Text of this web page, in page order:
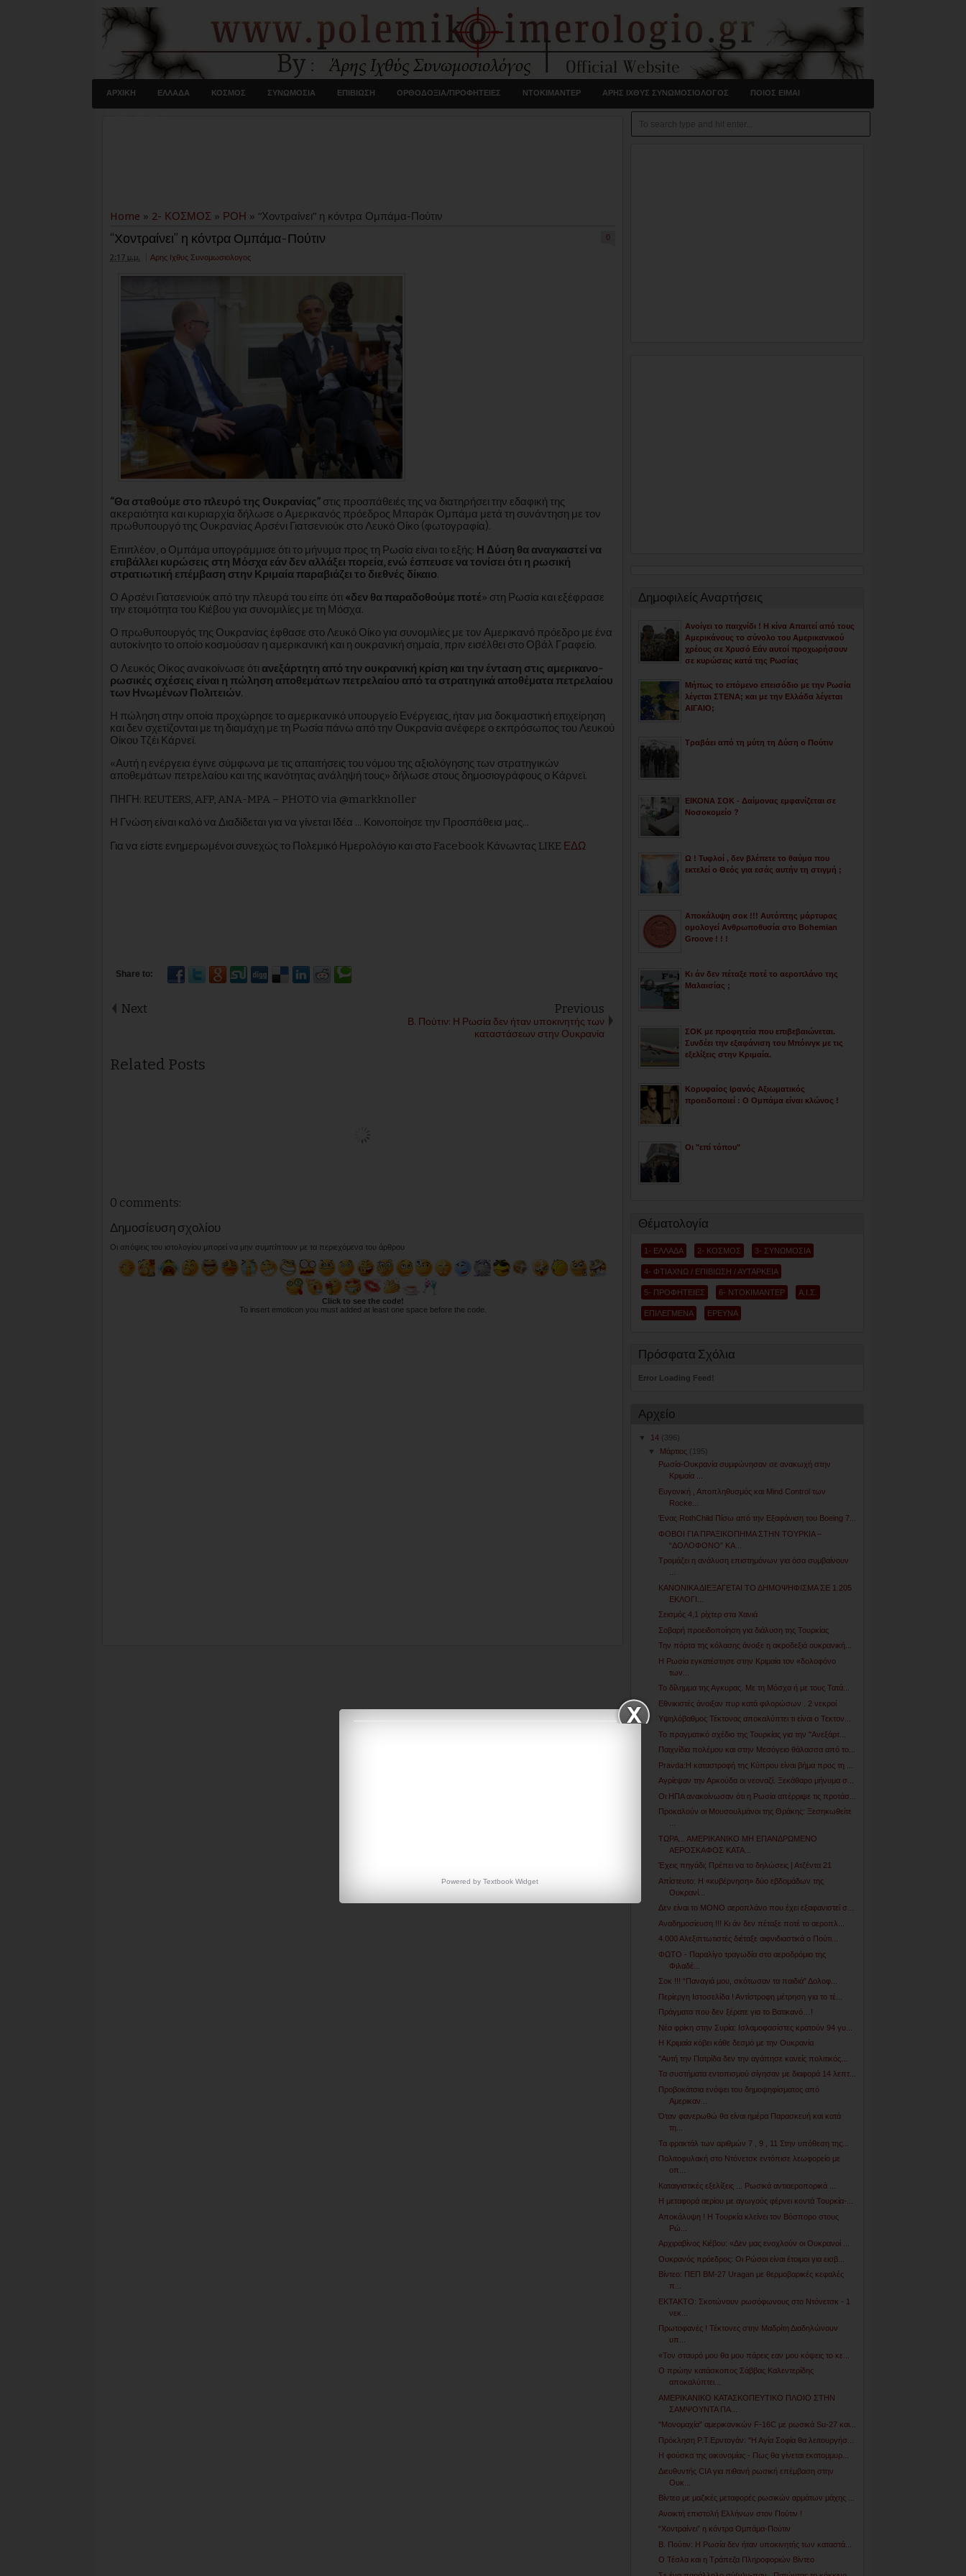
ΑΡΧΙΚΗ ΕΛΛΑΔΑ ΚΟΣΜΟΣ ΣΥΝΩΜΟΣΙΑ ΕΠΙΒΙΩΣΗ ΟΡΘΟΔΟΞΙΑ/ΠΡΟΦΗΤΕΙΕΣ ΝΤΟΚΙΜΑΝΤΕΡ ΑΡΗΣ ΙΧΘΥΣ ΣΥΝΩΜΟΣΙΟΛΟΓΟΣ ΠΟΙΟΣ ΕΙΜΑΙ
Home » 2- ΚΟΣΜΟΣ » ΡΟΗ » “Χοντραίνει” η κόντρα Ομπάμα-Πούτιν
“Χοντραίνει” η κόντρα Ομπάμα-Πούτιν
2:17 μ.μ. Αρης Ιχθυς Συνομωσιολογος
0
“Θα σταθούμε στο πλευρό της Ουκρανίας” στις προσπάθειές της να διατηρήσει την εδαφική της
ακεραιότητα και κυριαρχία δήλωσε ο Αμερικανός πρόεδρος Μπαράκ Ομπάμα μετά τη συνάντηση με τον
πρωθυπουργό της Ουκρανίας Αρσένι Γιατσενιούκ στο Λευκό Οίκο (φωτογραφία).
Επιπλέον, ο Ομπάμα υπογράμμισε ότι το μήνυμα προς τη Ρωσία είναι το εξής: Η Δύση θα αναγκαστεί να
επιβάλλει κυρώσεις στη Μόσχα εάν δεν αλλάξει πορεία, ενώ έσπευσε να τονίσει ότι η ρωσική
στρατιωτική επέμβαση στην Κριμαία παραβιάζει το διεθνές δίκαιο.
Ο Αρσένι Γιατσενιούκ από την πλευρά του είπε ότι «δεν θα παραδοθούμε ποτέ» στη Ρωσία και εξέφρασε
την ετοιμότητα του Κιέβου για συνομιλίες με τη Μόσχα.
Ο πρωθυπουργός της Ουκρανίας έφθασε στο Λευκό Οίκο για συνομιλίες με τον Αμερικανό πρόεδρο με ένα
αυτοκίνητο το οποίο κοσμούσαν η αμερικανική και η ουκρανική σημαία, πριν εισέλθει στο Οβάλ Γραφείο.
Ο Λευκός Οίκος ανακοίνωσε ότι ανεξάρτητη από την ουκρανική κρίση και την ένταση στις αμερικανο-
ρωσικές σχέσεις είναι η πώληση αποθεμάτων πετρελαίου από τα στρατηγικά αποθέματα πετρελαίου
των Ηνωμένων Πολιτειών.
Η πώληση στην οποία προχώρησε το αμερικανικό υπουργείο Ενέργειας, ήταν μια δοκιμαστική επιχείρηση
και δεν σχετίζονται με τη διαμάχη με τη Ρωσία πάνω από την Ουκρανία ανέφερε ο εκπρόσωπος του Λευκού
Οίκου Τζέι Κάρνεϊ.
«Αυτή η ενέργεια έγινε σύμφωνα με τις απαιτήσεις του νόμου της αξιολόγησης των στρατηγικών
αποθεμάτων πετρελαίου και της ικανότητας ανάληψή τους» δήλωσε στους δημοσιογράφους ο Κάρνεϊ.
ΠΗΓΗ: REUTERS, AFP, ANA-MPA – PHOTO via @markknoller
Η Γνώση είναι καλό να Διαδίδεται για να γίνεται Ιδέα ... Κοινοποίησε την Προσπάθεια μας...
Για να είστε ενημερωμένοι συνεχώς το Πολεμικό Ημερολόγιο και στο Facebook Κάνωντας LIKE ΕΔΩ
Next Previous
Β. Πούτιν: Η Ρωσία δεν ήταν υποκινητής των
καταστάσεων στην Ουκρανία
Related Posts
0 comments:
Δημοσίευση σχολίου
Οι απόψεις του ιστολογίου μπορεί να μην συμπίπτουν με τα περιεχόμενα του άρθρου
Click to see the code!
To insert emoticon you must added at least one space before the code.
Δημοφιλείς Αναρτήσεις
Ανοίγει το παιχνίδι ! Η κίνα Απαιτεί από τους
Αμερικάνους το σύνολο του Αμερικανικού
χρέους σε Χρυσό Εάν αυτοί προχωρήσουν
σε κυρώσεις κατά της Ρωσίας
Μήπως το επόμενο επεισόδιο με την Ρωσία
λέγεται ΣΤΕΝΑ; και με την Ελλάδα λέγεται
ΑΙΓΑΙΟ;
Τραβάει από τη μύτη τη Δύση ο Πούτιν
ΕΙΚΟΝΑ ΣΟΚ - Δαίμονας εμφανίζεται σε
Νοσοκομείο ?
Ω ! Τυφλοί , δεν βλέπετε το θαύμα που
εκτελεί ο Θεός για εσάς αυτήν τη στιγμή ;
Αποκάλυψη σοκ !!! Αυτόπτης μάρτυρας
ομολογεί Ανθρωποθυσία στο Bohemian
Groove ! ! !
Κι άν δεν πέταξε ποτέ το αεροπλάνο της
Μαλαισίας ;
ΣΟΚ με προφητεία που επιβεβαιώνεται.
Συνδέει την εξαφάνιση του Μπόινγκ με τις
εξελίξεις στην Κριμαία.
Κορυφαίος Ιρανός Αξιωματικός
προειδοποιεί : Ο Ομπάμα είναι κλώνος !
Οι "επί τόπου"
Θέματολογία
1- ΕΛΛΑΔΑ 2- ΚΟΣΜΟΣ 3- ΣΥΝΩΜΟΣΙΑ
4- ΦΤΙΑΧΝΩ / ΕΠΙΒΙΩΣΗ / ΑΥΤΑΡΚΕΙΑ
5- ΠΡΟΦΗΤΕΙΕΣ 6- ΝΤΟΚΙΜΑΝΤΕΡ Α.Ι.Σ.
ΕΠΙΛΕΓΜΕΝΑ ΕΡΕΥΝΑ
Πρόσφατα Σχόλια
Error Loading Feed!
Αρχείο
▼ 14 (396)
▼
Μάρτιος (195)
Ρωσία-Ουκρανία συμφώνησαν σε ανακωχή στην
Κριμαία ...
Ευγονική , Αποπληθυσμός και Mind Control των
Rocke...
Ένας RothChild Πίσω από την Εξαφάνιση του Boeing 7...
ΦΟΒΟΙ ΓΙΑ ΠΡΑΞΙΚΟΠΗΜΑ ΣΤΗΝ ΤΟΥΡΚΙΑ –
“ΔΟΛΟΦΟΝΟ” ΚΑ...
Τρομάζει η ανάλυση επιστημόνων για όσα συμβαίνουν
...
ΚΑΝΟΝΙΚΑ ΔΙΕΞΑΓΕΤΑΙ ΤΟ ΔΗΜΟΨΗΦΙΣΜΑ ΣΕ 1.205
ΕΚΛΟΓΙ...
Σεισμός 4,1 ρίχτερ στα Χανιά
Σοβαρή προειδοποίηση για διάλυση της Τουρκίας
Την πόρτα της κόλασης άνοιξε η ακροδεξιά ουκρανική...
Η Ρωσία εγκατέστησε στην Κριμαία τον «δολοφόνο
των...
Το δίλημμα της Αγκυρας. Με τη Μόσχα ή με τους Τατά...
Εθνικιστές άνοιξαν πυρ κατά φιλορώσων . 2 νεκροί
Υψηλόβαθμος Τέκτονας αποκαλύπτει τι είναι ο Τεκτον...
Το πραγματικό σχέδιο της Τουρκίας για την "Ανεξάρτ...
Παιχνίδια πολέμου και στην Μεσόγειο θάλασσα από το...
Pravda:Η καταστροφή της Κύπρου είναι βήμα προς τη ...
Αγρίεψαν την Αρκούδα οι νεοναζί. Ξεκάθαρο μήνυμα σ...
Οι ΗΠΑ ανακοίνωσαν ότι η Ρωσία απέρριψε τις προτάσ...
Προκαλούν οι Μουσουλμάνοι της Θράκης: Ξεσηκωθείτε
...
ΤΩΡΑ... ΑΜΕΡΙΚΑΝΙΚΟ ΜΗ ΕΠΑΝΔΡΩΜΕΝΟ
ΑΕΡΟΣΚΑΦΟΣ ΚΑΤΑ...
Έχεις πηγάδι; Πρέπει να το δηλώσεις | Ατζέντα 21
Απίστευτο: Η «κυβέρνηση» δύο εβδομάδων της
Ουκρανί...
Δεν είναι το ΜΟΝΟ αεροπλάνο που έχει εξαφανιστεί σ...
Αναδημοσίευση !!! Κι άν δεν πέταξε ποτέ το αεροπλ...
4.000 Αλεξιπτωτιστές διέταξε αιφνιδιαστικά ο Πούτι...
ΦΩΤΟ - Παραλίγο τραγωδία στο αεροδρόμιο της
Φιλαδέ...
Σοκ !!! “Παναγιά μου, σκότωσαν τα παιδιά” Δολοφ...
Περίεργη Ιστοσελίδα ! Αντίστροφη μέτρηση για το τέ...
Πράγματα που δεν ξέρατε για το Βατικανό…!
Νέα φρίκη στην Συρία: Ισλαμοφασίστες κρατούν 94 γυ...
Η Κριμαία κόβει κάθε δεσμό με την Ουκρανία
"Αυτή την Πατρίδα δεν την αγάπησε κανείς πολιτικός...
Τα συστήματα εντοπισμού σίγησαν με διαφορά 14 λεπτ...
Προβοκάτσια ενόψει του δημοψηφίσματος από
Αμερικαν...
Όταν φανερωθώ θα είναι ημέρα Παρασκευή και κατά
τη...
Τα φρακτάλ των αριθμών 7 , 9 , 11 Στην υπόθεση της...
Πολιτοφυλακή στο Ντόνετσκ εντόπισε λεωφορείο με
οπ...
Καταιγιστικές εξελίξεις ... Ρωσικά αντιαεροπορικά ...
Η μεταφορά αερίου με αγωγούς φέρνει κοντά Τουρκία-...
Αποκάλυψη ! Η Τουρκία κλείνει τον Βόσπορο στους
Ρώ...
Αρχιραβίνος Κιέβου: «Δεν μας ενοχλούν οι Ουκρανοί ...
Ουκρανός πρόεδρος: Οι Ρώσοι είναι έτοιμοι για εισβ...
Βίντεο: ΠΕΠ ΒΜ-27 Uragan με θερμοβαρικές κεφαλές
π...
ΕΚΤΑΚΤΟ: Σκοτώνουν ρωσόφωνους στο Ντόνετσκ - 1
νεκ...
Πρωτοφανές ! Τέκτονες στην Μαδρίτη Διαδηλώνουν
υπ...
«Toν σταυρό μου θα μου πάρεις εαν μου κόψεις το κε...
Ο πρώην κατάσκοπος Σάββας Καλεντερίδης
αποκαλύπτει...
ΑΜΕΡΙΚΑΝΙΚΟ ΚΑΤΑΣΚΟΠΕΥΤΙΚΟ ΠΛΟΙΟ ΣΤΗΝ
ΣΑΜΨΟΥΝΤΑ ΠΑ...
"Μονομαχία" αμερικανικών F-16C με ρωσικά Su-27 και...
Πρόκληση Ρ.Τ.Ερντογάν: "Η Αγία Σοφία θα λειτουργήσ...
Η φούσκα της οικονομίας - Πως θα γίνεται εκατομμυρ...
Διευθυντής CIA για πιθανή ρωσική επέμβαση στην
Ουκ...
Βίντεο με μαζικές μεταφορές ρωσικών αρμάτων μάχης ...
Ανοικτή επιστολή Ελλήνων στον Πούτιν !
“Χοντραίνει” η κόντρα Ομπάμα-Πούτιν
Β. Πούτιν: Η Ρωσία δεν ήταν υποκινητής των καταστά...
Ο Τέσλα και η Τράπεζα Πληροφοριών Βίντεο
Powered byTextbook Widget